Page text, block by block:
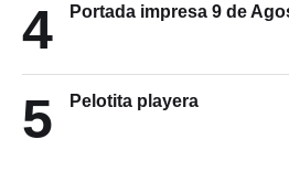
4 Portada impresa 9 de
5 Pelotita playera